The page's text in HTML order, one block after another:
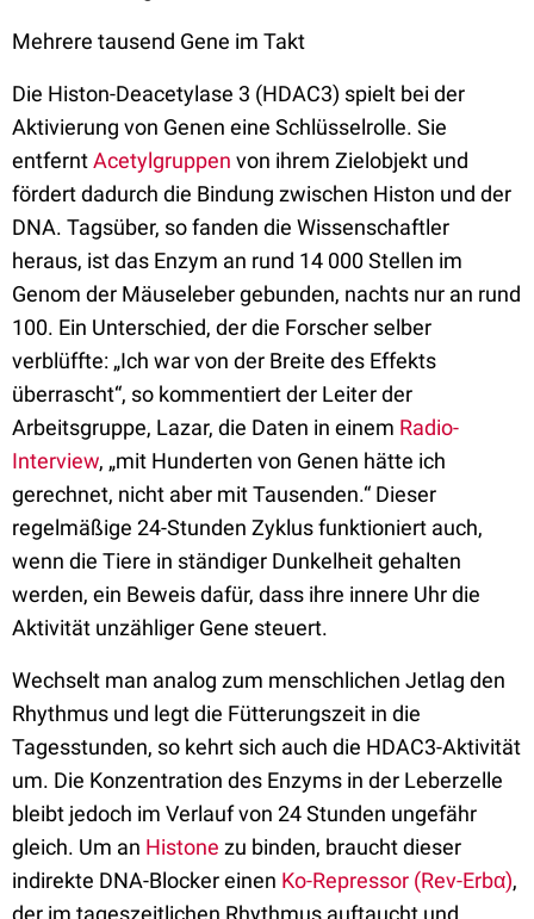
Mehrere tausend Gene im Takt
Die Histon-Deacetylase 3 (HDAC3) spielt bei der
Aktivierung von Genen eine Schlüsselrolle. Sie
entferntAcetylgruppen von ihrem Zielobjekt und
fördert dadurch die Bindung zwischen Histon und der
DNA. Tagsüber, so fanden die Wissenschaftler
heraus, ist das Enzym an rund 14 000 Stellen im
Genom der Mäuseleber gebunden, nachts nur an rund
100. Ein Unterschied, der die Forscher selber
verblüffte: „Ich war von der Breite des Effekts
überrascht“, so kommentiert der Leiter der
Arbeitsgruppe, Lazar, die Daten in einem Radio-
Interview, „mit Hunderten von Genen hätte ich
gerechnet, nicht aber mit Tausenden.“ Dieser
regelmäßige 24-Stunden Zyklus funktioniert auch,
wenn die Tiere in ständiger Dunkelheit gehalten
werden, ein Beweis dafür, dass ihre innere Uhr die
Aktivität unzähliger Gene steuert.
Wechselt man analog zum menschlichen Jetlag den
Rhythmus und legt die Fütterungszeit in die
Tagesstunden, so kehrt sich auch die HDAC3-Aktivität
um. Die Konzentration des Enzyms in der Leberzelle
bleibt jedoch im Verlauf von 24 Stunden ungefähr
gleich. Um an Histone zu binden, braucht dieser
indirekte DNA-Blocker einen Ko-Repressor (Rev-Erbα),
der im tageszeitlichen Rhythmus auftaucht und